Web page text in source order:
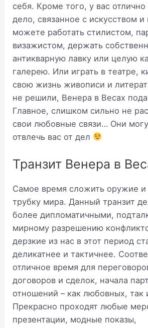
себя. Кроме того, у вас
дело, связанное с искусством
можете работать стилистом,
визажистом, держать
антикварную лавку или целую
галерею. Или играть в театре,
свою жизнь живописи и
не решили, Венера в Весах
Главное, слишком сильно не
свои любовные связи… Они
отвлечь вас от дел
Транзит Венера в
Самое время сложить оружие и
трубку мира. Данный транзит
более дипломатичными,
мирному разрешению
дерзкие из нас в этот период
деликатнее и тактичнее.
отличное время для
договоров и сделок, начала
отношений – как любовных, так
Прекрасно проходят любые
презентации, модные показы,